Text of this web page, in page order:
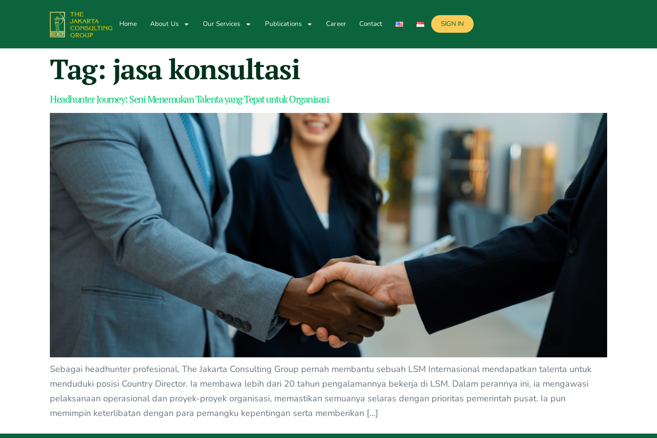
Home About Us Our Services Publications Career Contact SIGN IN
Tag: jasa konsultasi
Headhunter Journey: Seni Menemukan Talenta yang Tepat untuk Organisasi
Sebagai headhunter profesional, The Jakarta Consulting Group pernah membantu sebuah LSM Internasional mendapatkan talenta untuk
menduduki posisi Country Director. Ia membawa lebih dari 20 tahun pengalamannya bekerja di LSM. Dalam perannya ini, ia mengawasi
pelaksanaan operasional dan proyek-proyek organisasi, memastikan semuanya selaras dengan prioritas pemerintah pusat. Ia pun
memimpin keterlibatan dengan para pemangku kepentingan serta memberikan […]